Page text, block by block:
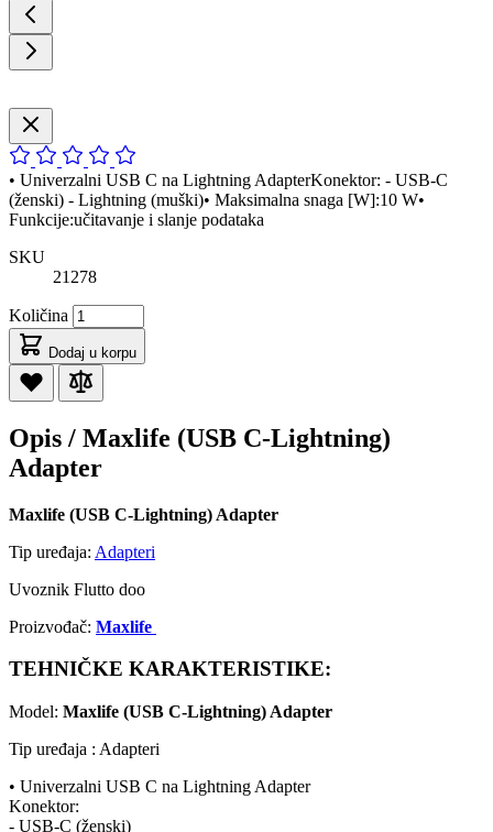
• Univerzalni USB C na Lightning AdapterKonektor: - USB-C
(ženski) - Lightning (muški)• Maksimalna snaga [W]:10 W•
Funkcije:učitavanje i slanje podataka
SKU
21278
Količina
Dodaj u korpu
Opis / Maxlife (USB C-Lightning)
Adapter
Maxlife (USB C-Lightning) Adapter
Tip uređaja: Adapteri
Uvoznik Flutto doo
Proizvođač: Maxlife
TEHNIČKE KARAKTERISTIKE:
Model: Maxlife (USB C-Lightning) Adapter
Tip uređaja : Adapteri
• Univerzalni USB C na Lightning Adapter
Konektor:
- USB-C (ženski)